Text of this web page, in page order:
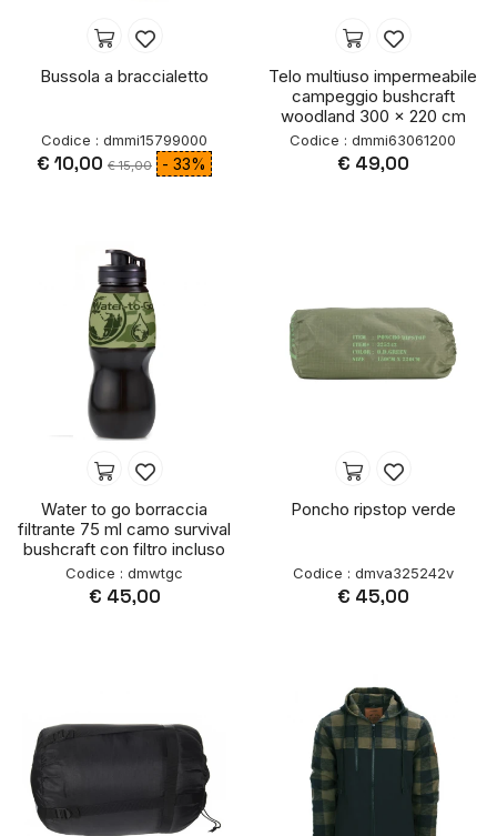
Bussola a braccialetto
Codice : dmmi15799000
€ 10,00 € 15,00 - 33%
Telo multiuso impermeabile
campeggio bushcraft
woodland 300 x 220 cm
Codice : dmmi63061200
€ 49,00
Water to go borraccia
filtrante 75 ml camo survival
bushcraft con filtro incluso
Codice : dmwtgc
€ 45,00
Poncho ripstop verde
Codice : dmva325242v
€ 45,00